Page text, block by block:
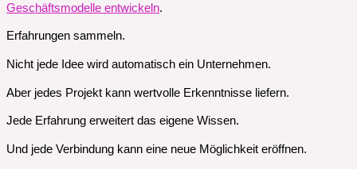
Geschäftsmodelle entwickeln.
Erfahrungen sammeln.
Nicht jede Idee wird automatisch ein Unternehmen.
Aber jedes Projekt kann wertvolle Erkenntnisse liefern.
Jede Erfahrung erweitert das eigene Wissen.
Und jede Verbindung kann eine neue Möglichkeit eröffnen.